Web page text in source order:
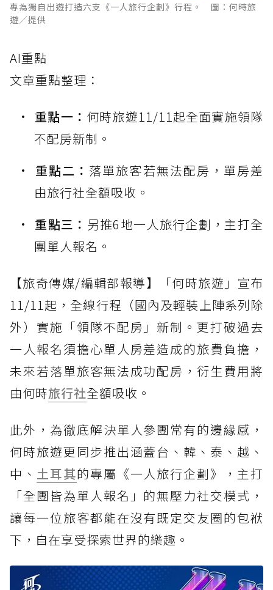
專為獨自出遊打造六支《一人旅行企劃》行程。 圖：何時旅
遊／提供
AI重點
文章重點整理：
重點一： 何時旅遊11/11起全面實施領隊
不配房新制。
重點二： 落單旅客若無法配房，單房差
由旅行社全額吸收。
重點三： 另推6地一人旅行企劃，主打全
團單人報名。
【旅奇傳媒/編輯部報導】「何時旅遊」宣布
11/11起，全線行程（國內及輕裝上陣系列除
外）實施「領隊不配房」新制。更打破過去
一人報名須擔心單人房差造成的旅費負擔，
未來若落單旅客無法成功配房，衍生費用將
由何時旅行社全額吸收。
此外，為徹底解決單人參團常有的邊緣感，
何時旅遊更同步推出涵蓋台、韓、泰、越、
中、 土耳其的專屬《一人旅行企劃》，主打
「全團皆為單人報名」的無壓力社交模式，
讓每一位旅客都能在沒有既定交友圈的包袱
下，自在享受探索世界的樂趣。